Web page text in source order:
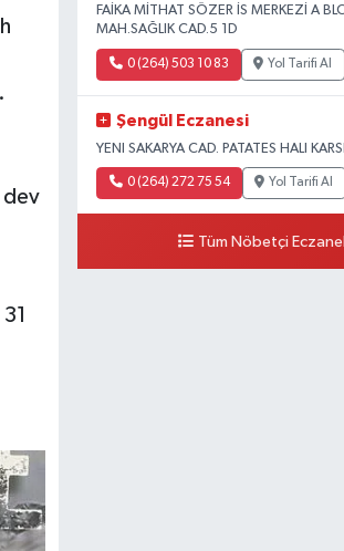
dev
FAİKA MİTHAT SÖZER İS MERKEZİ A
MAH.SAĞLIK CAD.5 1D
0 (264) 503 10 83 Yol Tarifi Al
Şengül Eczanesi
YENI SAKARYA CAD. PATATES HALI
0 (264) 272 75 54 Yol Tarifi Al
Tüm Nöbetçi